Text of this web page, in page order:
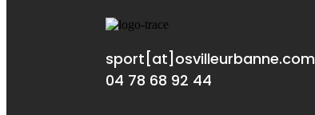
sport[at]osvilleurbanne.com
04 78 68 92 44